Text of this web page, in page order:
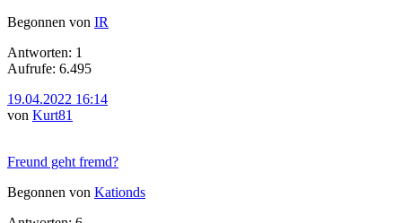
Begonnen von IR
Antworten: 1
Aufrufe: 6.495
19.04.2022 16:14
von Kurt81
Freund geht fremd?
Begonnen von Kationds